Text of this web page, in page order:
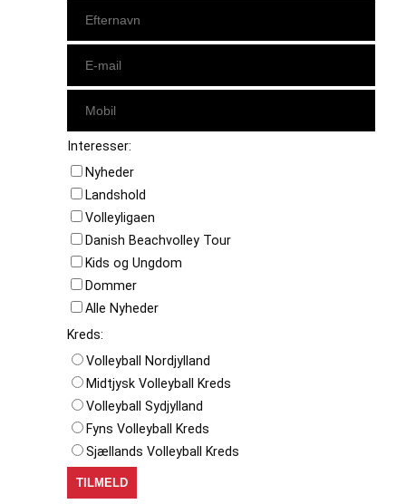
Interesser:
Nyheder
Landshold
Volleyligaen
Danish Beachvolley Tour
Kids og Ungdom
Dommer
Alle Nyheder
Kreds:
Volleyball Nordjylland
Midtjysk Volleyball Kreds
Volleyball Sydjylland
Fyns Volleyball Kreds
Sjællands Volleyball Kreds